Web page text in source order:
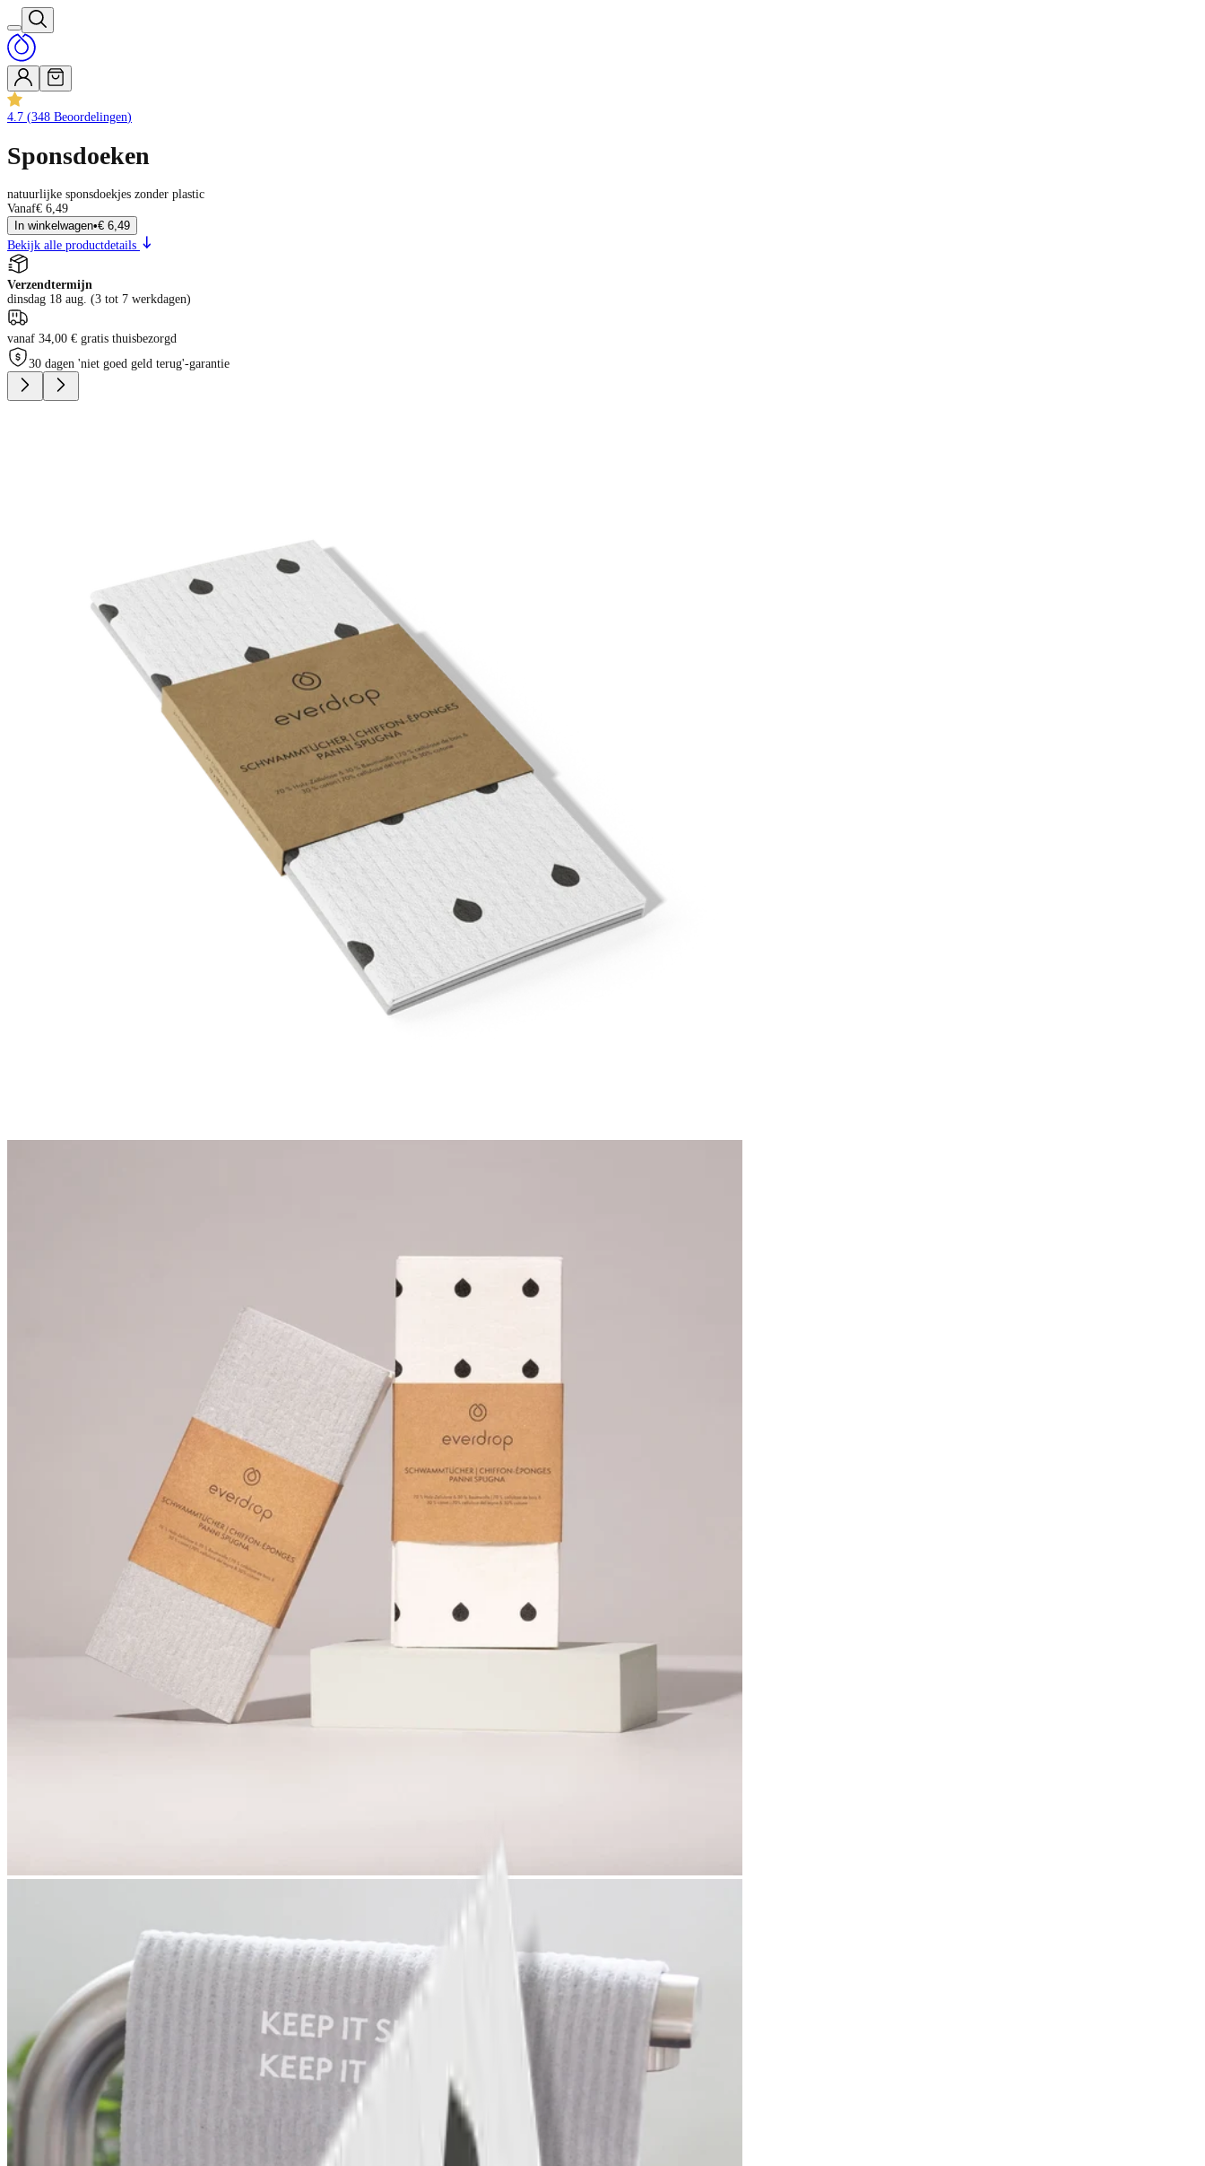
4.7 (348 Beoordelingen)
Sponsdoeken
natuurlijke sponsdoekjes zonder plastic
Vanaf€ 6,49
In winkelwagen•€ 6,49
Bekijk alle productdetails
Verzendtermijn
dinsdag 18 aug. (3 tot 7 werkdagen)
vanaf 34,00 € gratis thuisbezorgd
30 dagen 'niet goed geld terug'-garantie